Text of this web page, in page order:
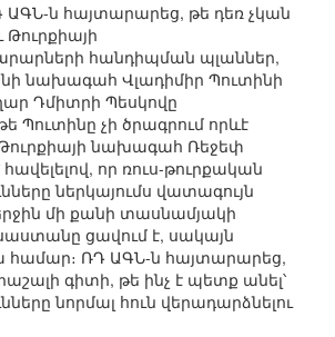
ն հայտարարեց, թե դեռ չկան
հանդիպման պլաններ,
նախագահ Վլադիմիր Պուտինի
Դմիտրի Պեսկովը
Պուտինը չի ծրագրում որևէ
Թուրքիայի նախագահ Ռեջեփ
որ ռուս-թուրքական
ներկայումս վատագույն
մի քանի տասնամյակի
ցավում է, սակայն
համար։ ՌԴ ԱԳՆ-ն հայտարարեց,
գիտի, թե ինչ է պետք անել՝
նորմալ հուն վերադարձնելու